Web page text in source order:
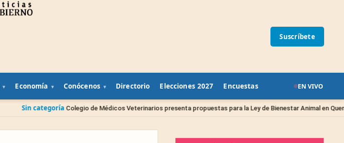
Suscríbete
Economía Conócenos Directorio Elecciones 2027 Encuestas EN VIVO
Colegio de Médicos Veterinarios presenta propuestas para la Ley de Bienestar Animal en Querétaro Sin